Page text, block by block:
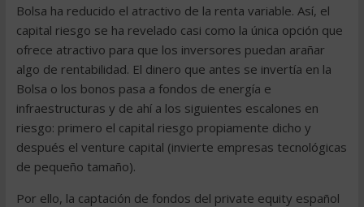
Bolsa ha reducido el atractivo de la renta variable. Así, el
capital riesgo se ha revelado casi como la única opción que
ofrece atractivo para que los inversores puedan arañar
algo de rentabilidad. El dinero que antes se invertía en la
Bolsa o los bonos pasa a fondos de energía e
infraestructuras y de ahí a los siguientes escalones en
riesgo: primero el capital riesgo propiamente dicho y
después el venture capital (invierte empresas tecnológicas
de pequeño tamaño).
Por ello, la captación de fondos del private equity español